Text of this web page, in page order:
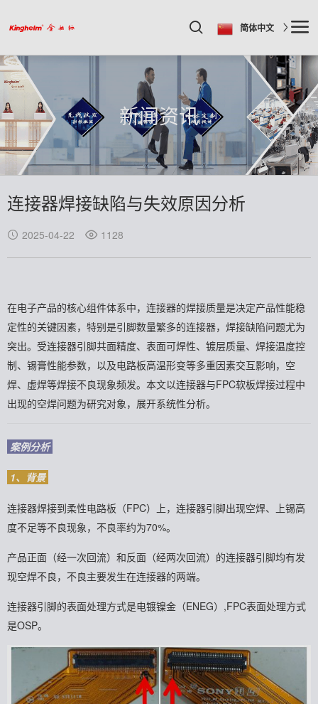
简体中文
新闻资讯
连接器焊接缺陷与失效原因分析
2025-04-22 1128
在电子产品的核心组件体系中，连接器的焊接质量是决定产品性能稳
定性的关键因素，特别是引脚数量繁多的连接器，焊接缺陷问题尤为
突出。受连接器引脚共面精度、表面可焊性、镀层质量、焊接温度控
制、锡膏性能参数，以及电路板高温形变等多重因素交互影响，空
焊、虚焊等焊接不良现象频发。本文以连接器与FPC软板焊接过程中
出现的空焊问题为研究对象，展开系统性分析。
案例分析
1、背景
连接器焊接到柔性电路板（FPC）上，连接器引脚出现空焊、上锡高
度不足等不良现象，不良率约为70%。
产品正面（经一次回流）和反面（经两次回流）的连接器引脚均有发
现空焊不良，不良主要发生在连接器的两端。
连接器引脚的表面处理方式是电镀镍金（ENEG）,FPC表面处理方式
是OSP。